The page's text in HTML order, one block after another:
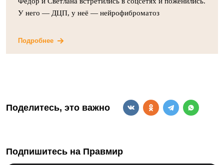
У него — ДЦП, у неё — нейрофиброматоз
Подробнее
Поделитесь, это важно
Подпишитесь на Правмир